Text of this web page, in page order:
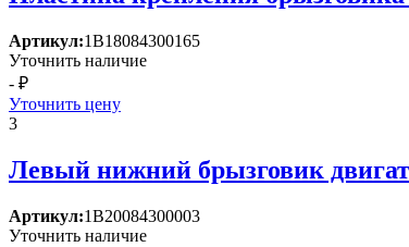
Артикул:1В18084300165
Уточнить наличие
- ₽
Уточнить цену
3
Левый нижний брызговик
Артикул:1В20084300003
Уточнить наличие